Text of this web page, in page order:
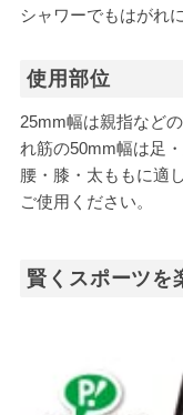
シャワーでもはがれ
使用部位
25mm幅は親指など
れ筋の50mm幅は足
腰・膝・太ももに適
ご使用ください。
賢くスポーツを